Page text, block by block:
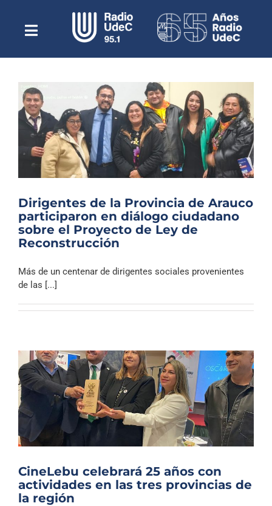
contenidoToggle
NavigationEscuchar Radio UdeC en vivo
Quiénes Somos
Programación
Podcast
Noticias
Reportajes
Columnas
Música Clásica
Archivo Sonoro
Dirigentes de la Provincia de Arauco
participaron en diálogo ciudadano
sobre el Proyecto de Ley de
Reconstrucción
Más de un centenar de dirigentes sociales provenientes
de las [...]
CineLebu celebrará 25 años con
actividades en las tres provincias de
la región